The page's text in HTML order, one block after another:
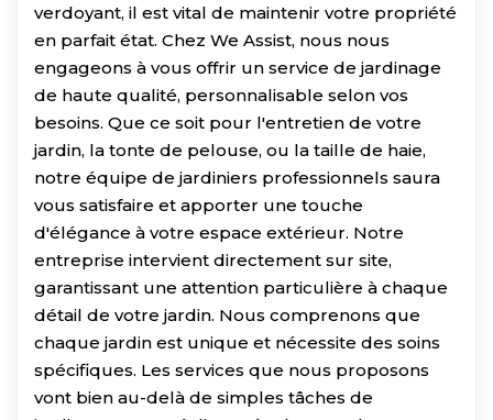
verdoyant, il est vital de maintenir votre propriété
en parfait état. Chez We Assist, nous nous
engageons à vous offrir un service de jardinage
de haute qualité, personnalisable selon vos
besoins. Que ce soit pour l'entretien de votre
jardin, la tonte de pelouse, ou la taille de haie,
notre équipe de jardiniers professionnels saura
vous satisfaire et apporter une touche
d'élégance à votre espace extérieur. Notre
entreprise intervient directement sur site,
garantissant une attention particulière à chaque
détail de votre jardin. Nous comprenons que
chaque jardin est unique et nécessite des soins
spécifiques. Les services que nous proposons
vont bien au-delà de simples tâches de